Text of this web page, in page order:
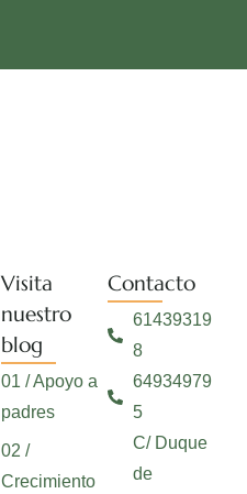
Visita
nuestro
blog
01 / Apoyo a
padres
02 /
Crecimiento
Contacto
61439319
8
64934979
5
C/ Duque
de